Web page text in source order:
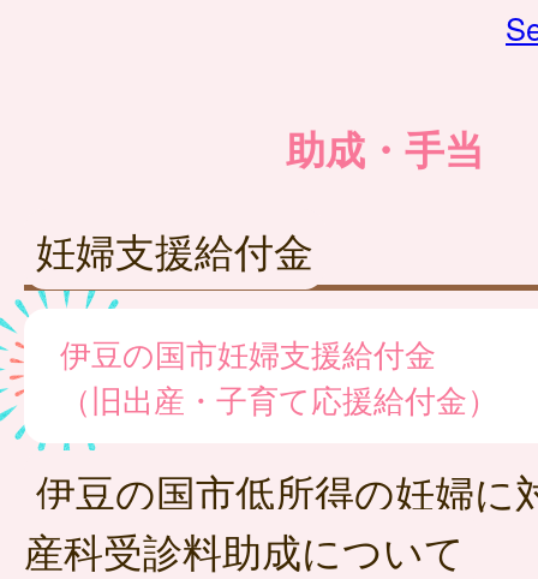
助成・手当
妊婦支援給付金
伊豆の国市妊婦支援給付金
（旧出産・子育て応援給付金）
伊豆の国市低所得の妊婦に
産科受診料助成について